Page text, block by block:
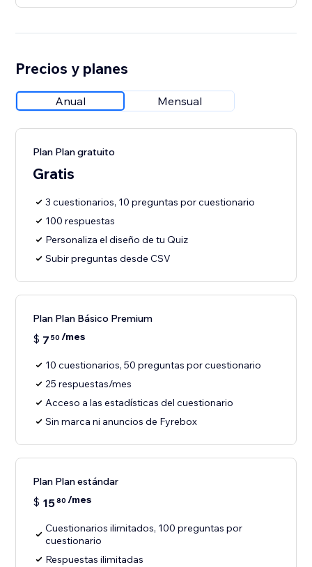
Precios y planes
Anual Mensual
Plan Plan gratuito
Gratis
3 cuestionarios, 10 preguntas por cuestionario
100 respuestas
Personaliza el diseño de tu Quiz
Subir preguntas desde CSV
Plan Plan Básico Premium
$ 7 50 /mes
10 cuestionarios, 50 preguntas por cuestionario
25 respuestas/mes
Acceso a las estadísticas del cuestionario
Sin marca ni anuncios de Fyrebox
Plan Plan estándar
$ 1580 /mes
Cuestionarios ilimitados, 100 preguntas por
cuestionario
Respuestas ilimitadas